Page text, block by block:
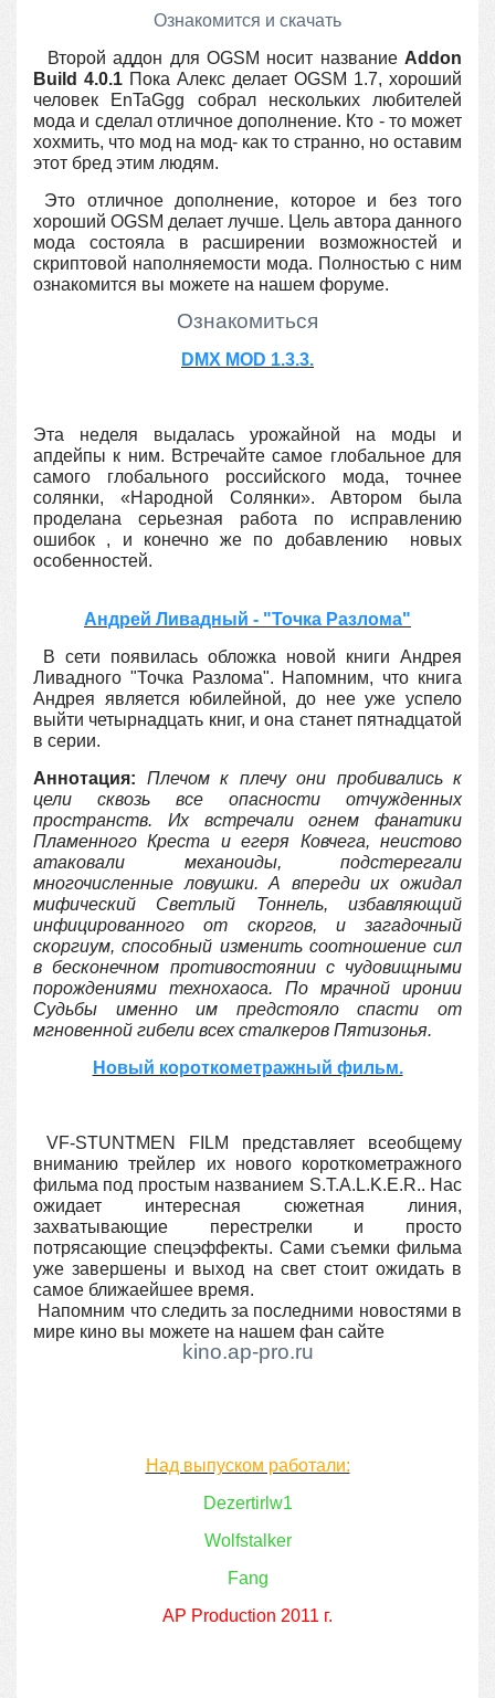
Ознакомится и скачать
Второй аддон для OGSM носит название Addon
Build 4.0.1 Пока Алекс делает OGSM 1.7, хороший
человек EnTaGgg собрал нескольких любителей
мода и сделал отличное дополнение. Кто - то может
хохмить, что мод на мод- как то странно, но оставим
этот бред этим людям.
Это отличное дополнение, которое и без того
хороший OGSM делает лучше. Цель автора данного
мода состояла в расширении возможностей и
скриптовой наполняемости мода. Полностью с ним
ознакомится вы можете на нашем форуме.
Ознакомиться
DMX MOD 1.3.3.
Эта неделя выдалась урожайной на моды и
апдейпы к ним. Встречайте самое глобальное для
самого глобального российского мода, точнее
солянки, «Народной Солянки». Автором была
проделана серьезная работа по исправлению
ошибок , и конечно же по добавлению новых
особенностей.
Андрей Ливадный - "Точка Разлома"
В сети появилась обложка новой книги Андрея
Ливадного "Точка Разлома". Напомним, что книга
Андрея является юбилейной, до нее уже успело
выйти четырнадцать книг, и она станет пятнадцатой
в серии.
Аннотация: Плечом к плечу они пробивались к
цели сквозь все опасности отчужденных
пространств. Их встречали огнем фанатики
Пламенного Креста и егеря Ковчега, неистово
атаковали механоиды, подстерегали
многочисленные ловушки. А впереди их ожидал
мифический Светлый Тоннель, избавляющий
инфицированного от скоргов, и загадочный
скоргиум, способный изменить соотношение сил
в бесконечном противостоянии с чудовищными
порождениями технохаоса. По мрачной иронии
Судьбы именно им предстояло спасти от
мгновенной гибели всех сталкеров Пятизонья.
Новый короткометражный фильм.
VF-STUNTMEN FILM представляет всеобщему
вниманию трейлер их нового короткометражного
фильма под простым названием S.T.A.L.K.E.R.. Нас
ожидает интересная сюжетная линия,
захватывающие перестрелки и просто
потрясающие спецэффекты. Сами съемки фильма
уже завершены и выход на свет стоит ожидать в
самое ближаейшее время.
Напомним что следить за последними новостями в
мире кино вы можете на нашем фан сайте
kino.ap-pro.ru
Над выпуском работали:
Dezertirlw1
Wolfstalker
Fang
AP Production 2011 г.